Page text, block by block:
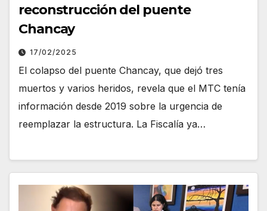
reconstrucción del puente
Chancay
17/02/2025
El colapso del puente Chancay, que dejó tres
muertos y varios heridos, revela que el MTC tenía
información desde 2019 sobre la urgencia de
reemplazar la estructura. La Fiscalía ya…